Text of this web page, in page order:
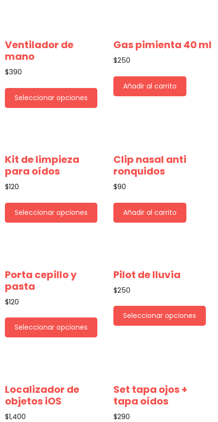
Ventilador de
mano
$390
Seleccionar opciones
Gas pimienta 40 ml
$250
Añadir al carrito
Kit de limpieza
para oídos
$120
Seleccionar opciones
Clip nasal anti
ronquidos
$90
Añadir al carrito
Porta cepillo y
pasta
$120
Seleccionar opciones
Pilot de lluvia
$250
Seleccionar opciones
Localizador de
objetos iOS
$1,400
Set tapa ojos +
tapa oídos
$290